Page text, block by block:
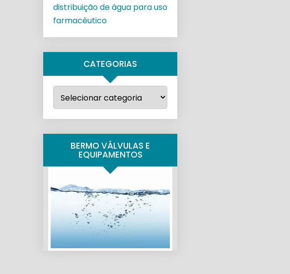
distribuição de água para uso
farmacêutico
CATEGORIAS
Categorias
BERMO VÁLVULAS E
EQUIPAMENTOS